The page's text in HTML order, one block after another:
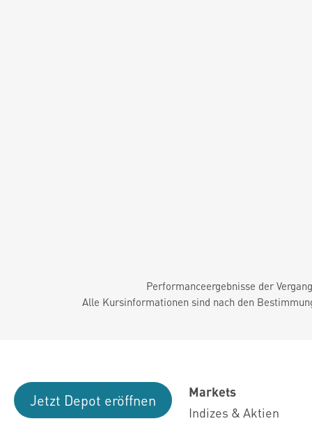
Performanceergebnisse der
Alle Kursinformationen sind nach den
Jetzt Depot eröffnen
Markets
Indizes & Aktien